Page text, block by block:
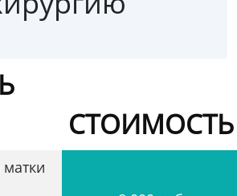
СТОИМОСТЬ